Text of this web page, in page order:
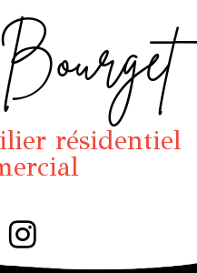
résidentiel